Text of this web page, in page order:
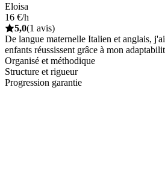
Eloisa
16 €/h
5,0(1 avis)
De langue maternelle Italien et anglais,
enfants réussissent grâce à mon
Organisé et méthodique
Structure et rigueur
Progression garantie